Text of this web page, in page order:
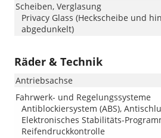
Scheiben, Verglasung
Privacy Glass (Heckscheibe und
abgedunkelt)
Räder & Technik
Antriebsachse
Fahrwerk- und Regelungssysteme
Antiblockiersystem (ABS),
Elektronisches Stabilitäts-
Reifendruckkontrolle